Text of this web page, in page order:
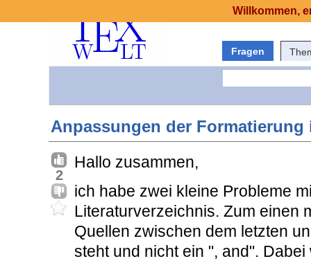
Fragen
Anpassungen der
2
Hallo zusammen,
ich habe zwei kleine Probleme
Literaturverzeichnis. Zum einen
Quellen zwischen dem letzten
steht und nicht ein ", and".
Willkommen,